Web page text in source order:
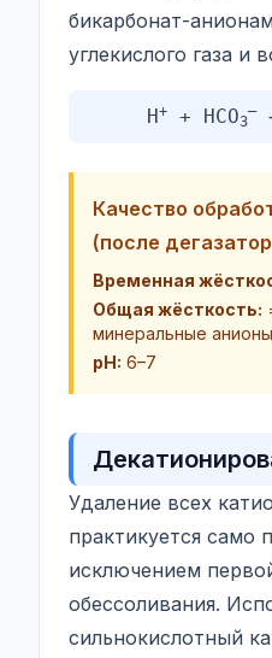
бикарбонат-
углекислого газа и
H++ HCO3
–
Качество
(после
Временная
Общая жёсткость:
минеральные
pH: 6–7
Удаление всех
практикуется само
исключением
обессоливания.
сильнокислотный